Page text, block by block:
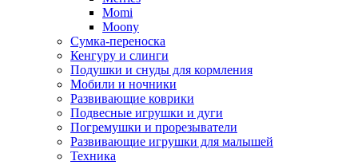
Momi
Moony
Сумка-переноска
Кенгуру и слинги
Подушки и снуды для кормления
Мобили и ночники
Развивающие коврики
Подвесные игрушки и дуги
Погремушки и прорезыватели
Развивающие игрушки для малышей
Техника